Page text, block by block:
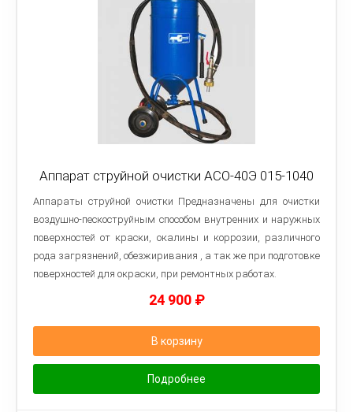
Аппарат струйной очистки АСО-40Э 015-1040
Аппараты струйной очистки Предназначены для очистки
воздушно-пескоструйным способом внутренних и наружных
поверхностей от краски, окалины и коррозии, различного
рода загрязнений, обезжиривания , а так же при подготовке
поверхностей для окраски, при ремонтных работах.
24 900 ₽
В корзину
Подробнее